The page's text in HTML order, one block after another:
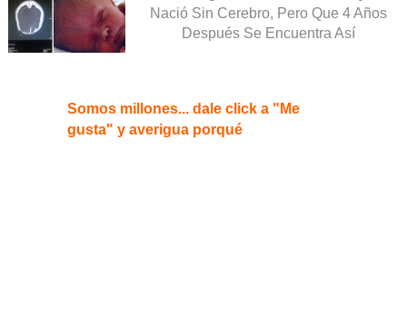
Nació Sin Cerebro, Pero Que 4 Años
Después Se Encuentra Así
Somos millones... dale click a "Me
gusta" y averigua porqué